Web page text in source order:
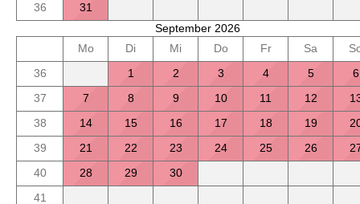
36
31
September 2026
Mo
Di Mi Do Fr Sa
36
1 2 3 4 5
6
37
7 8 9 10 11 12
38
14 15 16 17 18 19
39
21 22 23 24 25 26
40
28 29
30
41